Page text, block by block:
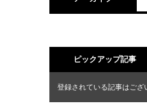
ピックアップ記事
登録されている記事はござ